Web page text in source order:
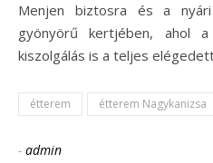
Menjen biztosra és a
gyönyörű kertjében, ahol
kiszolgálás is a teljes
étterem étterem ​N​agykanizsa
- admin